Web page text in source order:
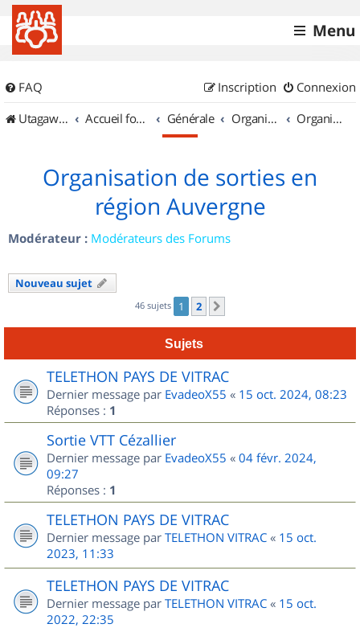
Menu
FAQ Connexion
Inscription
UtagawaVTT (Randos VTT et VTTAE avec traces GPS)
Accueil forum Générale Organisation de sorties & Recherche de partenaires Organisation de sorties en région Auvergne
Organisation de sorties en
région Auvergne
Modérateur : Modérateurs des Forums
Nouveau sujet
46 sujets 1 2
Sujets
TELETHON PAYS DE VITRAC
Dernier message par EvadeoX55 « 15 oct. 2024, 08:23
Réponses : 1
Sortie VTT Cézallier
Dernier message par EvadeoX55 « 04 févr. 2024,
09:27
Réponses : 1
TELETHON PAYS DE VITRAC
Dernier message par TELETHON VITRAC « 15 oct.
2023, 11:33
TELETHON PAYS DE VITRAC
Dernier message par TELETHON VITRAC « 15 oct.
2022, 22:35